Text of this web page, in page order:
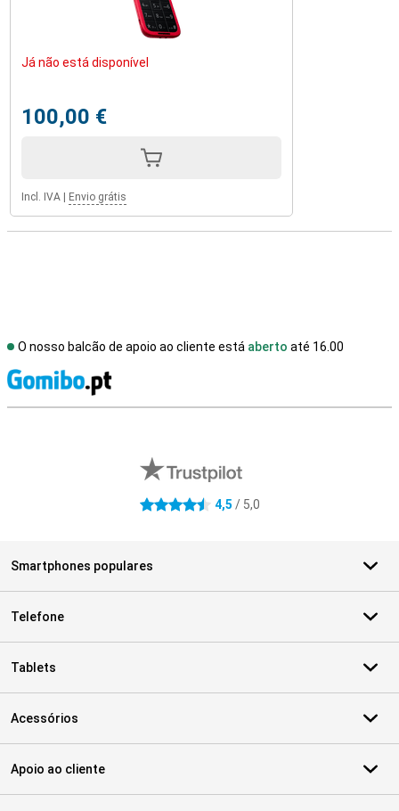
Já não está disponível
100,00 €
Incl. IVA Envio grátis
O nosso balcão de apoio ao cliente está aberto até 16.00
4.5 estrelas 4,5 / 5,0
Smartphones populares
Telefone
Tablets
Acessórios
Apoio ao cliente